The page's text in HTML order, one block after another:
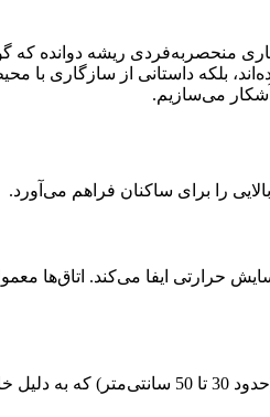
منحصربه‌فردی ریشه دوانده که
بلکه داستانی از سازگاری با
آشکار می‌سازیم.
را برای ساکنان فراهم می‌آورد.
حرارتی ایفا می‌کند. اتاق‌ها
ساخته می‌شوند. این دیوارها معمولاً ضخیم هستند